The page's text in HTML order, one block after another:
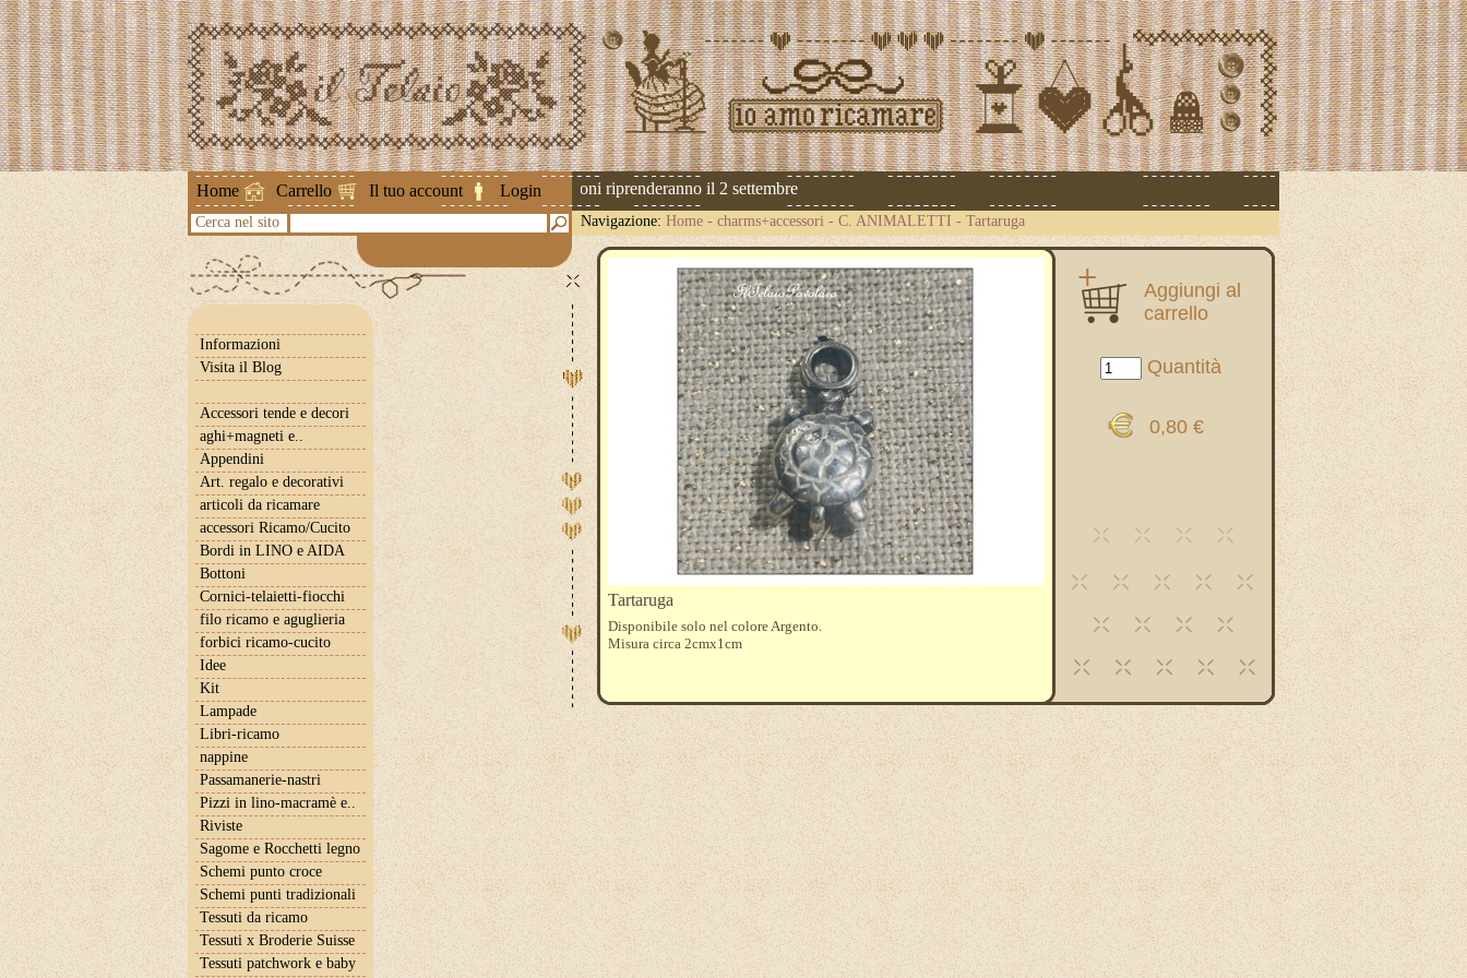
Home Carrello Il tuo account Login
Attenzione ! Le spedizioni riprenderanno il 2 settembre
Cerca nel sito Navigazione: Home - charms+accessori - C. ANIMALETTI - Tartaruga
Informazioni
Visita il Blog
Accessori tende e decori
aghi+magneti e..
Appendini
Art. regalo e decorativi
articoli da ricamare
accessori Ricamo/Cucito
Bordi in LINO e AIDA
Bottoni
Cornici-telaietti-fiocchi
filo ricamo e aguglieria
forbici ricamo-cucito
Idee
Kit
Lampade
Libri-ricamo
nappine
Passamanerie-nastri
Pizzi in lino-macramè e..
Riviste
Sagome e Rocchetti legno
Schemi punto croce
Schemi punti tradizionali
Tessuti da ricamo
Tessuti x Broderie Suisse
Tessuti patchwork e baby
Aggiungi al
carrello
Quantità
0,80 €
Tartaruga
Disponibile solo nel colore Argento.
Misura circa 2cmx1cm